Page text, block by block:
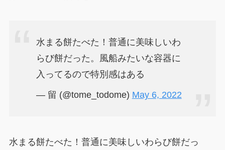
水まる餅たべた！普通に美味しいわ
らび餅だった。風船みたいな容器に
入ってるので特別感はある
— 留 (@tome_todome) May 6, 2022
水まる餅たべた！普通に美味しいわらび餅だっ